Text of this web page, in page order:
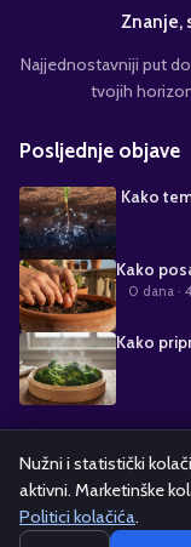
Znanje,
Najjednostavniji put
tvojih
Posljednje objave
Kako
Kako
0 dana ·
Kako
Alati i kalkulatori
Nužni i statistički
aktivni. Marketinške
Politici kolačića.